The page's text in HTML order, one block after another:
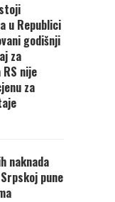
u Republici
godišnji
za
nije
za
naknada
pune